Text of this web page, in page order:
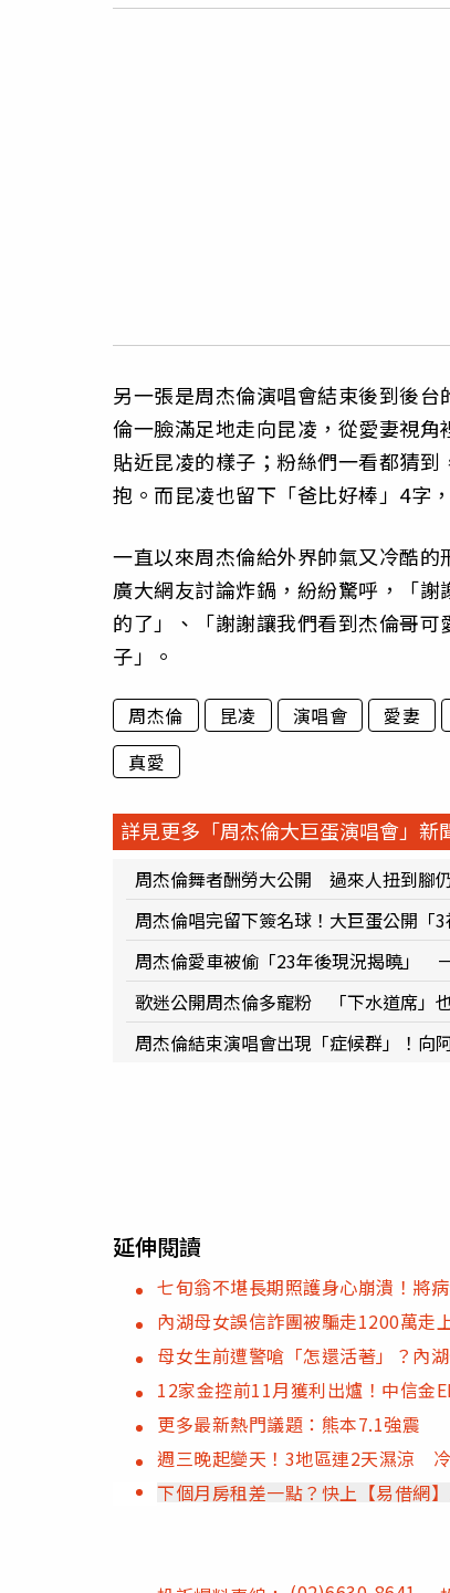
另一張是周杰倫演唱會結束後到後
倫一臉滿足地走向昆凌，從愛妻視
貼近昆凌的樣子；粉絲們一看都猜
抱。而昆凌也留下「爸比好棒」4字
一直以來周杰倫給外界帥氣又冷酷
廣大網友討論炸鍋，紛紛驚呼，「
的了」、「謝謝讓我們看到杰倫哥
子」。
周杰倫 昆凌 演唱會 愛妻
真愛
詳見更多「周杰倫大巨蛋演唱會」新
周杰倫舞者酬勞大公開 過來人扭到腳
周杰倫唱完留下簽名球！大巨蛋公開「
周杰倫愛車被偷「23年後現況揭曉」
歌迷公開周杰倫多寵粉 「下水道席」
周杰倫結束演唱會出現「症候群」！
延伸閱讀
七旬翁不堪長期照護身心崩潰！將
內湖母女誤信詐團被騙走1200萬
母女生前遭警嗆「怎還活著」？內
12家金控前11月獲利出爐！中信
更多最新熱門議題：熊本7.1強震
週三晚起變天！3地區連2天濕涼
下個月房租差一點？快上【易借網